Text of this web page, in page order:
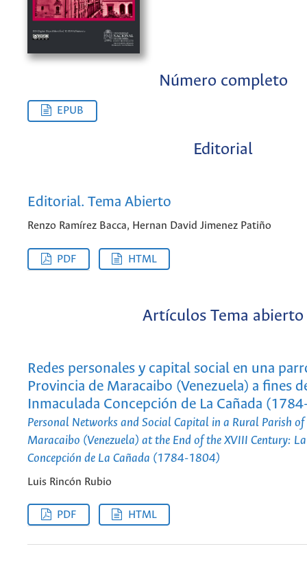
Número completo
EPUB
Editorial
Editorial. Tema Abierto
Renzo Ramírez Bacca, Hernan David Jimenez Patiño
PDF HTML
Artículos Tema abierto
Redes personales y capital social en una
Provincia de Maracaibo (Venezuela) a fines
Inmaculada Concepción de La Cañada
Personal Networks and Social Capital in a Rural Parish of
Maracaibo (Venezuela) at the End of the XVIII Century:
Concepción de La Cañada (1784-1804)
Luis Rincón Rubio
PDF HTML